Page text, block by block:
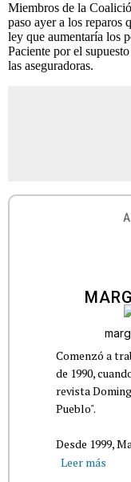
Miembros de la
paso ayer a los reparos
ley que aumentaría los
Paciente por el
las aseguradoras.
Comenzó a
de 1990,
revista
Pueblo".
Desde 1999,
Leer más